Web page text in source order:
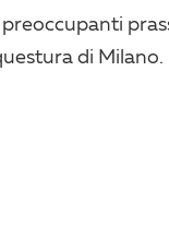
di Milano.